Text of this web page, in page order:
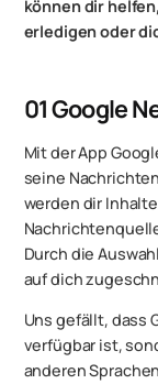
können dir
erledigen oder
01Google
Mit der App
seine
werden dir
Durch die
auf dich
Uns gefällt, dass
verfügbar ist,
anderen